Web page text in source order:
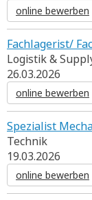
online bewerben
Fachlagerist/
Logistik &
26.03.2026
online bewerben
Spezialist
Technik
19.03.2026
online bewerben